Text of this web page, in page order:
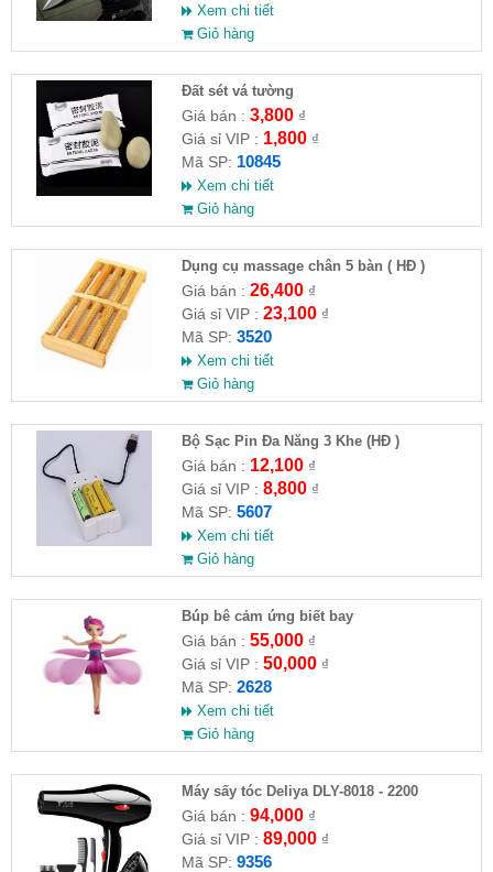
Xem chi tiết
Giỏ hàng
Đất sét vá tường
Giá bán : 3,800₫
Giá sỉ VIP : 1,800₫
Mã SP: 10845
Xem chi tiết
Giỏ hàng
Dụng cụ massage chân 5 bàn ( HĐ )
Giá bán : 26,400₫
Giá sỉ VIP : 23,100₫
Mã SP: 3520
Xem chi tiết
Giỏ hàng
Bộ Sạc Pin Đa Năng 3 Khe (HĐ )
Giá bán : 12,100₫
Giá sỉ VIP : 8,800₫
Mã SP: 5607
Xem chi tiết
Giỏ hàng
​Búp bê cảm ứng biết bay
Giá bán : 55,000₫
Giá sỉ VIP : 50,000₫
Mã SP: 2628
Xem chi tiết
Giỏ hàng
Máy sấy tóc Deliya DLY-8018 - 2200
Giá bán : 94,000₫
Giá sỉ VIP : 89,000₫
Mã SP: 9356